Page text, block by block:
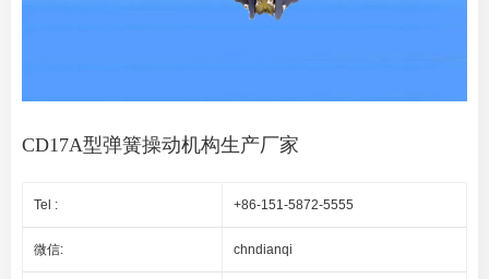
CD17A型弹簧操动机构生产厂家
Tel : +86-151-5872-5555
微信: chndianqi